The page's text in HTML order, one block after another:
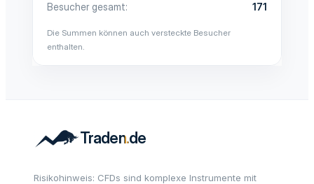
Besucher gesamt
171
Die Summen können auch versteckte Besucher
enthalten.
Risikohinweis: CFDs sind komplexe Instrumente mit